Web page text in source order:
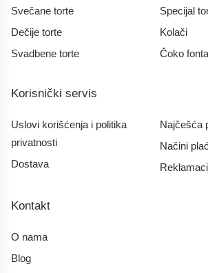
Svečane torte
Dečije torte
Svadbene torte
Specijal
Kolači
Čoko
Korisnički servis
Uslovi korišćenja i politika
privatnosti
Dostava
Najčešća
Načini
Kontakt
O nama
Blog